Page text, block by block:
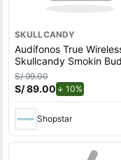
SKULLCANDY
Audífonos True
Skullcandy Smokin
Black
S/ 99.00
S/ 89.00 10%
Shopstar